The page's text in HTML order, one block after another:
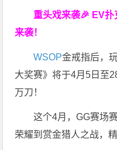
重头戏来袭🎉 EV扑
来袭！
WSOP金戒指后，
大奖赛》将于4月5日至
万刀！
这个4月，GG赛场
荣耀到赏金猎人之战，